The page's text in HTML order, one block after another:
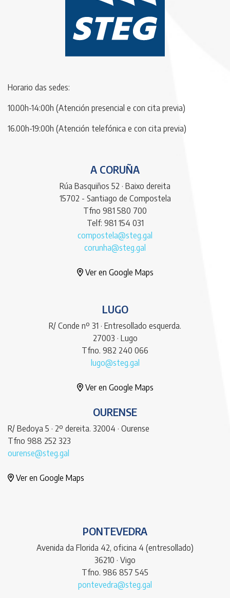
Horario das sedes:
10.00h-14:00h (Atención presencial e con cita previa)
16.00h-19:00h (Atención telefónica e con cita previa)
A CORUÑA
Rúa Basquiños 52 · Baixo dereita
15702 - Santiago de Compostela
Tfno 981 580 700
Telf: 981 154 031
compostela@steg.gal
corunha@steg.gal
Ver en Google Maps
LUGO
R/ Conde nº 31 · Entresollado esquerda.
27003 · Lugo
Tfno. 982 240 066
lugo@steg.gal
Ver en Google Maps
OURENSE
R/ Bedoya 5 · 2º dereita. 32004 · Ourense
Tfno 988 252 323
ourense@steg.gal
Ver en Google Maps
PONTEVEDRA
Avenida da Florida 42, oficina 4 (entresollado)
36210 · Vigo
Tfno. 986 857 545
pontevedra@steg.gal